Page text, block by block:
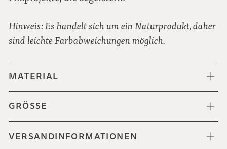
Hinweis: Es handelt sich um ein Naturprodukt, daher
sind leichte Farbabweichungen möglich.
MATERIAL
GRÖSSE
VERSANDINFORMATIONEN